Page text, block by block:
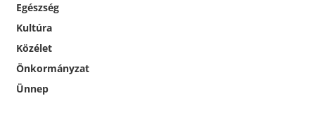
Egészség
Kultúra
Közélet
Önkormányzat
Ünnep